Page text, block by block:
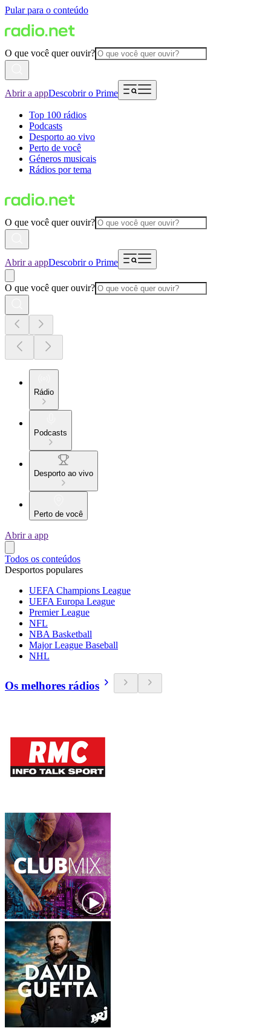
Pular para o conteúdo
O que você quer ouvir?
Abrir a appDescobrir o Prime
Top 100 rádios
Podcasts
Desporto ao vivo
Perto de você
Géneros musicais
Rádios por tema
O que você quer ouvir?
Abrir a appDescobrir o Prime
O que você quer ouvir?
Rádio
Podcasts
Desporto ao vivo
Perto de você
Abrir a app
Todos os conteúdos
Desportos populares
UEFA Champions League
UEFA Europa League
Premier League
NFL
NBA Basketball
Major League Baseball
NHL
Os melhores rádios